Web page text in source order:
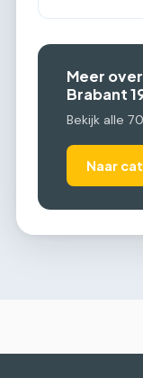
Meer
Brabant
Bekijk alle
Naar